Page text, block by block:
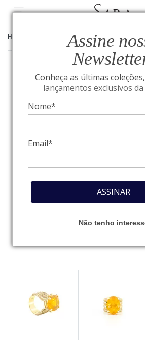
Assine
Conheça as últimas
lançamentos exclusivos da
Nome*
Email*
ASSINAR
Não tenho
HOME ANÉIS